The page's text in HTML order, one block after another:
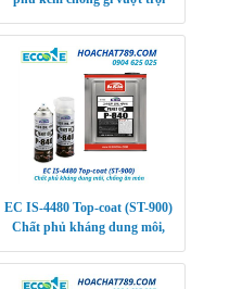
EC IS-4480 Top-coat (ST-900)
Chất phủ kháng dung môi,